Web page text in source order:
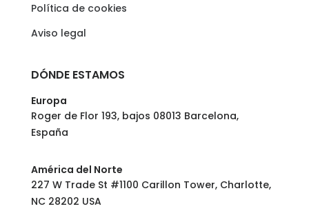
Política de cookies
Aviso legal
DÓNDE ESTAMOS
Europa
Roger de Flor 193, bajos 08013 Barcelona,
España
América del Norte
227 W Trade St #1100 Carillon Tower, Charlotte,
NC 28202 USA